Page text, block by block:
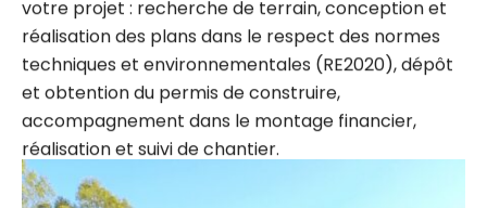
réalisation des plans dans le respect des normes
techniques et environnementales (RE2020), dépôt
et obtention du permis de construire,
accompagnement dans le montage financier,
réalisation et suivi de chantier.